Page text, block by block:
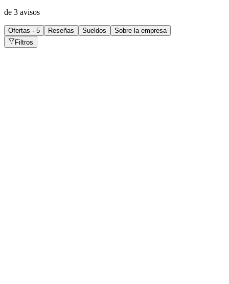
de 3 avisos
Ofertas · 5 Reseñas Sueldos
Sobre la empresa
Filtros